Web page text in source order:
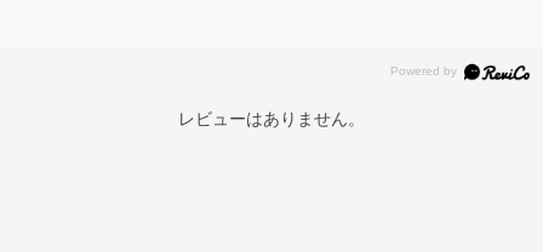
レビューはありません。